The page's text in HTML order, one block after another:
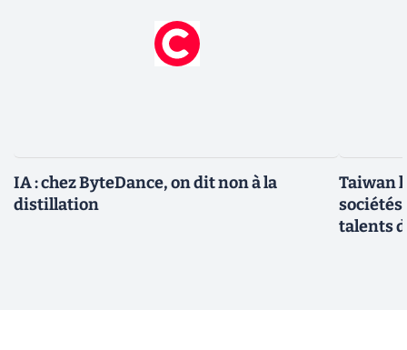
IA : chez ByteDance, on dit non à la
distillation
Taiwan
sociétés
talents